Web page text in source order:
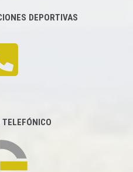
DEPORTIVAS